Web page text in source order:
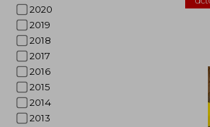
2020
2019
2018
2017
2016
2015
2014
2013